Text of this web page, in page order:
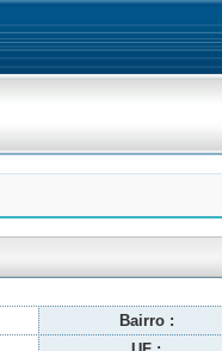
Bairro :